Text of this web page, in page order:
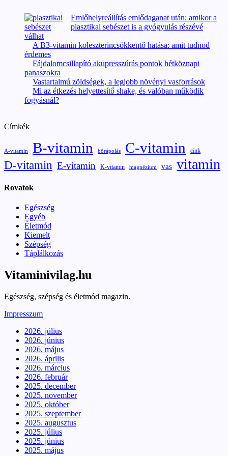
Emlőhelyreállítás emlődaganat után: amikor a
plasztikai sebészet is a gyógyulás részévé
válhat
A B3-vitamin koleszterincsökkentő hatása: amit tudnod
érdemes
Fájdalomcsillapító akupresszúrás pontok hétköznapi
panaszokra
Vastartalmú zöldségek, a legjobb növényi vasforrások
Mi az étkezés helyettesítő shake, és valóban működik
fogyásnál?
Címkék
A-vitamin B-vitamin bőrápolás C-vitamin cink
D-vitamin E-vitamin K-vitamin magnézium vas vitamin
Rovatok
Egészség
Egyéb
Életmód
Kiemelt
Szépség
Táplálkozás
Vitaminivilag.hu
Egészség, szépség és életmód magazin.
Impresszum
2026. július
2026. június
2026. május
2026. április
2026. március
2026. február
2025. december
2025. november
2025. október
2025. szeptember
2025. augusztus
2025. július
2025. június
2025. május